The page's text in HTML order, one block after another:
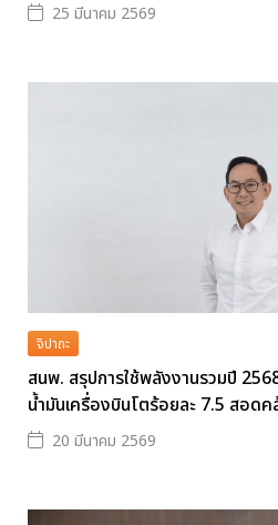
25 มีนาคม 2569
จิปาถะ
สนพ. สรุปการใช้พลังงานรวมปี
น้ำมันเครื่องบินโตร้อยละ 7.5 สอด
20 มีนาคม 2569